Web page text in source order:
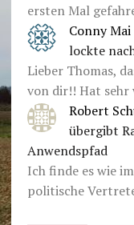
ersten Mal
Conny Mai
lockte
Lieber Thomas,
von dir!! Hat sehr
Robert
übergibt
Anwendspfad
Ich finde es wie
politische